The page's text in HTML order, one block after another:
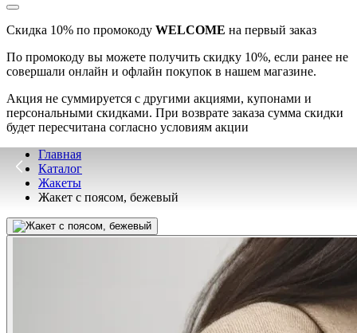
Скидка 10% по промокоду WELCOME на первый заказ
По промокоду вы можете получить скидку 10%, если ранее не
совершали онлайн и офлайн покупок в нашем магазине.
Акция не суммируется с другими акциями, купонами и
персональными скидками. При возврате заказа сумма скидки
будет пересчитана согласно условиям акции
Главная
Каталог
Жакеты
Жакет с поясом, бежевый